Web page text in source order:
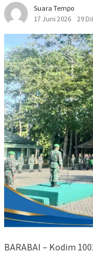
Suara Tempo
17 Juni 2026
29
BARABAI – Kodim